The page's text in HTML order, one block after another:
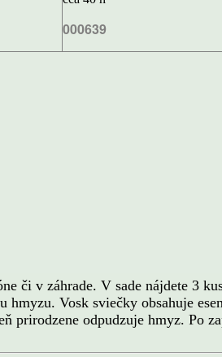
000639
či v záhrade. V sade nájdete 3
Vosk sviečky obsahuje
prirodzene odpudzuje hmyz. Po